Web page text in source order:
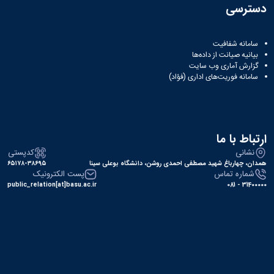
دسترسی
سامانه شفافیت
بیانیه صیانت از داده‌ها
گزارش آماری وب‌ سایت
سامانه فوریت‌های اداری (فؤاد)
ارتباط با ما
نشانی
همدان، چهارباغ شهید مصطفی احمدی روشن، دانشگاه بوعلی سینا
کدپستی
۶۵۱۷۸-۳۸۶۹۵
شماره تماس
31400000 - 081
پست الکترونیک
public_relation[at]basu.ac.ir